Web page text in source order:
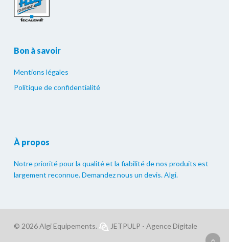
Bon à savoir
Mentions légales
Politique de confidentialité
À propos
Notre priorité pour la qualité et la fiabilité de nos produits est
largement reconnue. Demandez nous un devis. Algi.
© 2026 Algi Equipements. JETPULP - Agence Digitale